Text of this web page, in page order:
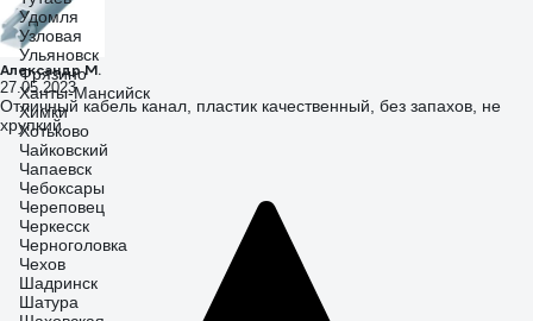
Александр М.
27.05.2023
Отличный кабель канал, пластик качественный, без запахов, не
хрупкий.
Удомля
Узловая
Ульяновск
Фрязино
Ханты-Мансийск
Химки
Хотьково
Чайковский
Чапаевск
Чебоксары
Череповец
Черкесск
Черноголовка
Чехов
Шадринск
Шатура